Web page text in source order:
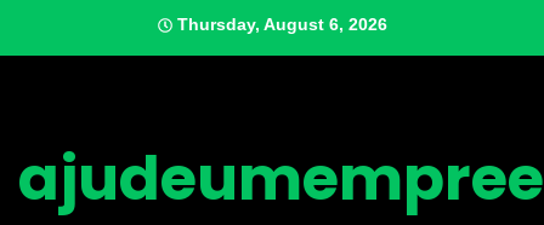
content
Thursday, August 6, 2026